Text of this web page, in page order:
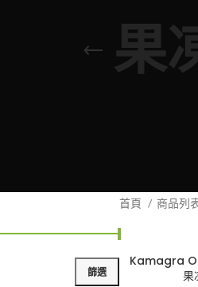
果
篩選
首頁 商品列
Kamagra
果